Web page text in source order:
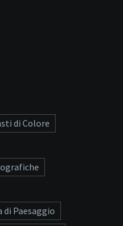
di Colore
Paesaggio